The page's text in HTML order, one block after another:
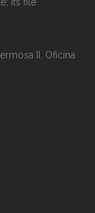
II, Oficina